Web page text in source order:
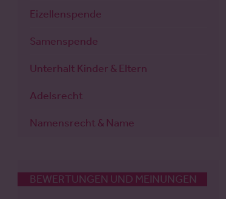
Eizellenspende
Samenspende
Unterhalt Kinder & Eltern
Adelsrecht
Namensrecht & Name
BEWERTUNGEN UND MEINUNGEN